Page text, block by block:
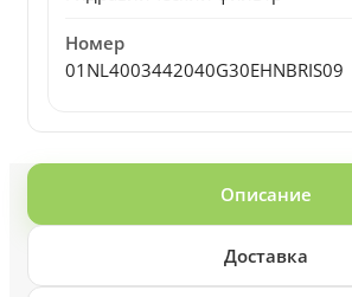
Номер
01NL4003442040G30EHNBRIS09
Описание
Доставка